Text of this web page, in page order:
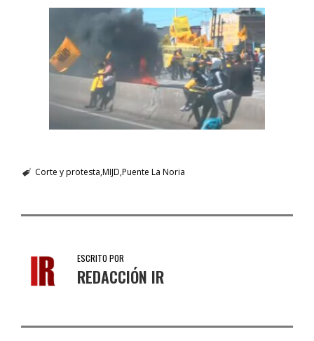
Corte y protesta MIJD Puente La Noria
ESCRITO POR
REDACCIÓN IR